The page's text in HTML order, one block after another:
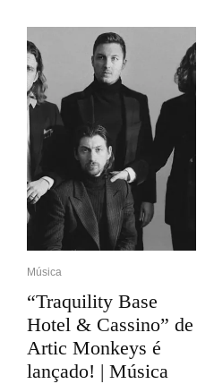
Música
“Traquility Base
Hotel & Cassino” de
Artic Monkeys é
lançado! | Música